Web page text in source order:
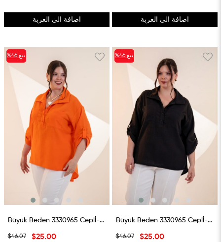
اضافة الى العربة اضافة الى العربة
Büyük Beden 3330965 Ceplİ-Düğme Detaylı Gömlek Turuncu
$25.00
$46.07
%46 بيع
Büyük Beden 3330965 Ceplİ-Düğme Detaylı Gömlek Siyah
$25.00
$46.07
%46 بيع